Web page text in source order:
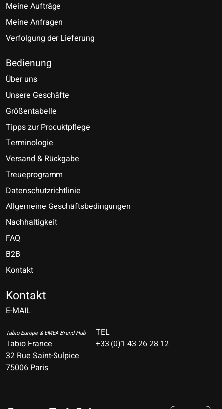
Meine Aufträge
Meine Anfragen
Verfolgung der Lieferung
Bedienung
Über uns
Unsere Geschäfte
Größentabelle
Tipps zur Produktpflege
Terminologie
Versand & Rückgabe
Treueprogramm
Datenschutzrichtlinie
Allgemeine Geschäftsbedingungen
Nachhaltigkeit
FAQ
B2B
Kontakt
Kontakt
E-MAIL
Tabio Europe & EMEA Brand Hub
Tabio France
32 Rue Saint-Sulpice
75006 Paris
TEL
+33 (0)1 43 26 28 12